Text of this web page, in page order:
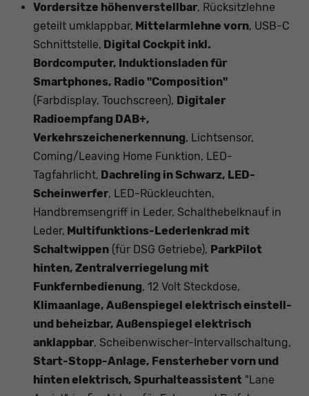
Vordersitze höhenverstellbar, Rücksitzlehne
geteilt umklappbar, Mittelarmlehne vorn, USB-C
Schnittstelle, Digital Cockpit inkl.
Bordcomputer, Induktionsladen für
Smartphones, Radio "Composition"
(Farbdisplay, Touchscreen), Digitaler
Radioempfang DAB+,
Verkehrszeichenerkennung, Lichtsensor,
Coming/Leaving Home Funktion, LED-
Tagfahrlicht, Dachreling in Schwarz, LED-
Scheinwerfer, LED-Rückleuchten,
Handbremsengriff in Leder, Schalthebelknauf in
Leder, Multifunktions-Lederlenkrad mit
Schaltwippen (für DSG Getriebe), ParkPilot
hinten, Zentralverriegelung mit
Funkfernbedienung, 12 Volt Steckdose,
Klimaanlage, Außenspiegel elektrisch einstell-
und beheizbar, Außenspiegel elektrisch
anklappbar, Scheibenwischer-Intervallschaltung,
Start-Stopp-Anlage, Fensterheber vorn und
hinten elektrisch, Spurhalteassistent "Lane